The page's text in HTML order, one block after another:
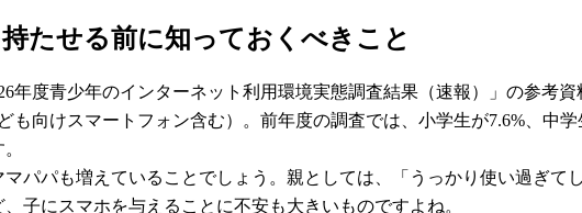
たせる前に知っておくべきこと
年度青少年のインターネット利用環境実態調査結果（速報）」の参考
も向けスマートフォン含む）。前年度の調査では、小学生が7.6%、中
パパも増えていることでしょう。親としては、「うっかり使い過ぎ
子にスマホを与えることに不安も大きいものですよね。